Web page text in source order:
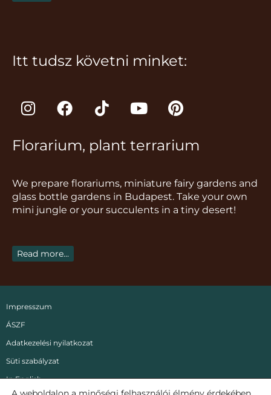
Itt tudsz követni minket:
I
n
t
g
r
a
F
a
e
o
o
k
T
i
t
k
Y
o
t
b
e
P
i
t
r
e
s
Florarium, plant terrarium
We prepare florariums, miniature fairy gardens and
glass bottle gardens in Budapest. Take your own
mini jungle or your succulents in a tiny desert!
Read more...
Impresszum
ÁSZF
Adatkezelési nyilatkozat
Süti szabályzat
In English